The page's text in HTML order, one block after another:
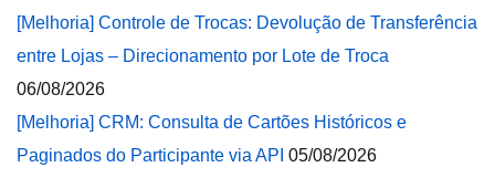
[Melhoria] Controle de Trocas: Devolução de Transferência
entre Lojas – Direcionamento por Lote de Troca
06/08/2026
[Melhoria] CRM: Consulta de Cartões Históricos e
Paginados do Participante via API 05/08/2026